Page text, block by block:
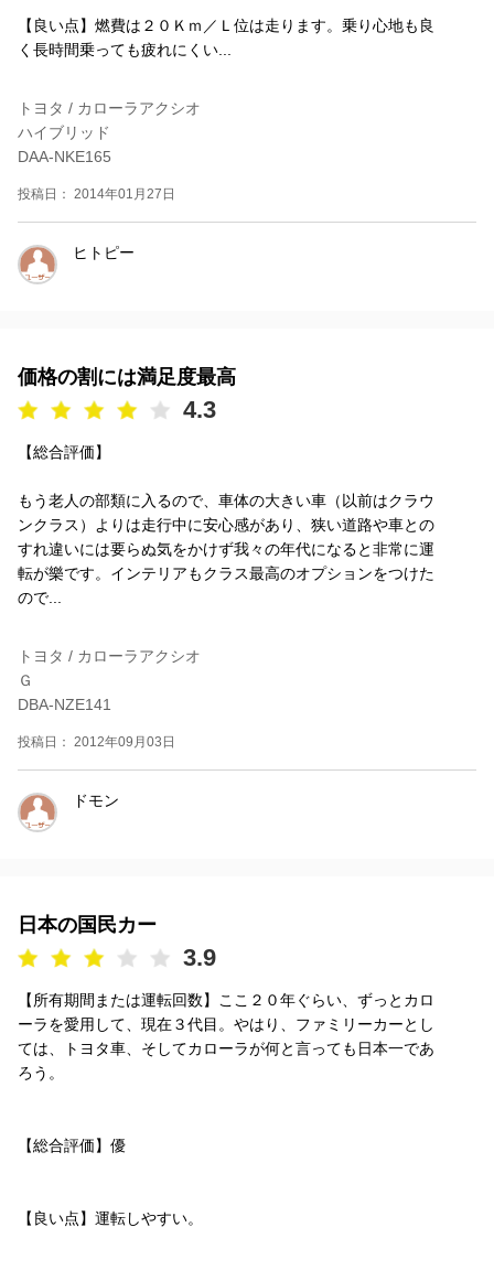
【良い点】燃費は２０Ｋｍ／Ｌ位は走ります。乗り心地も良
く長時間乗っても疲れにくい...
トヨタ / カローラアクシオ
ハイブリッド
DAA-NKE165
投稿日： 2014年01月27日
ヒトピー
価格の割には満足度最高
4.3
【総合評価】
もう老人の部類に入るので、車体の大きい車（以前はクラウ
ンクラス）よりは走行中に安心感があり、狭い道路や車との
すれ違いには要らぬ気をかけず我々の年代になると非常に運
転が樂です。インテリアもクラス最高のオプションをつけた
ので...
トヨタ / カローラアクシオ
Ｇ
DBA-NZE141
投稿日： 2012年09月03日
ドモン
日本の国民カー
3.9
【所有期間または運転回数】ここ２０年ぐらい、ずっとカロ
ーラを愛用して、現在３代目。やはり、ファミリーカーとし
ては、トヨタ車、そしてカローラが何と言っても日本一であ
ろう。
【総合評価】優
【良い点】運転しやすい。